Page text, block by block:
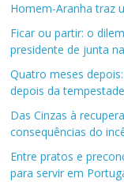
Homem-Aranha traz
Ficar ou partir: o
presidente de junta
Quatro meses
depois da tempestade
Das Cinzas à
consequências do
Entre pratos e
para servir em